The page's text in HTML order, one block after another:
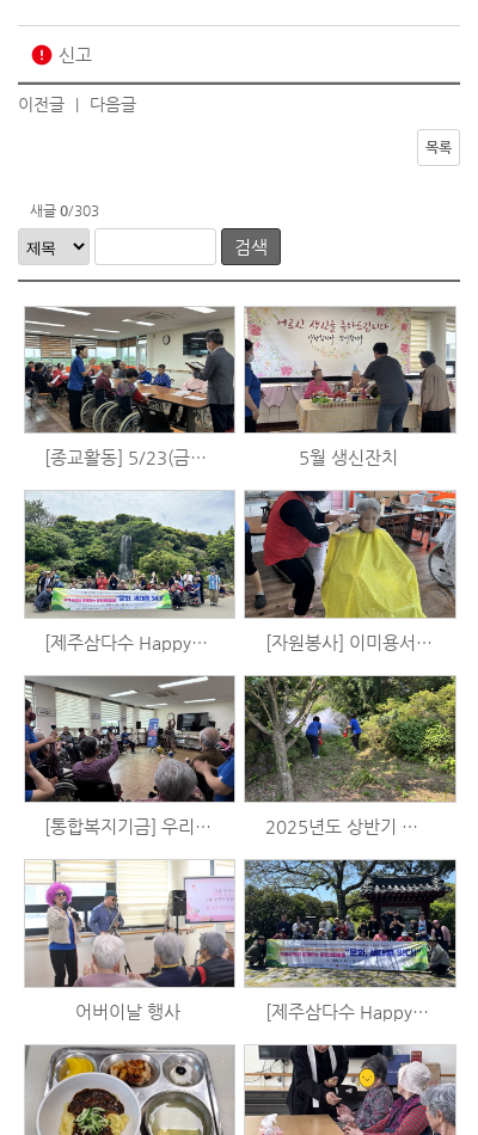
error 신고
이전글 | 다음글
목록
새글 0/303
검색
[종교활동] 5/23(금) 예배 5월 생신잔치
[제주삼다수 Happy+] 업사이클 카메라 만들기 및 제주민속촌 출사 (5/18) [자원봉사] 이미용서비스 (5/18)
[통합복지기금] 우리는 시니어 예술가 시즌2 - 음악활동 (5/15) 2025년도 상반기 합동소방훈련 실시
어버이날 행사 [제주삼다수 Happy+] 일회용 카메라 사용법 배우기 및 혼인지 출사 (5/4)